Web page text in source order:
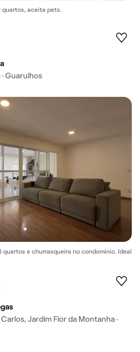
quartos, aceita pets.
Guarulhos
e churrasqueira no condomínio. Ideal
Jardim Flor da Montanha ·